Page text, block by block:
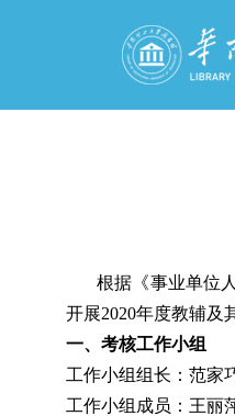
根据《事业单位
开展2020年度教辅及
一、考核工作小组
工作小组组长：范家
工作小组成员：王丽